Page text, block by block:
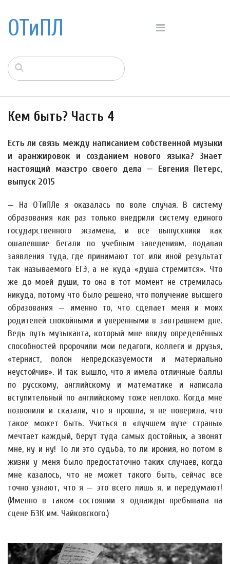
ОТиПЛ
Кем быть? Часть 4
Есть ли связь между написанием собственной музыки
и аранжировок и созданием нового языка? Знает
настоящий маэстро своего дела — Евгения Петерс,
выпуск 2015
— На ОТиПЛе я оказалась по воле случая. В систему
образования как раз только внедрили систему единого
государственного экзамена, и все выпускники как
ошалевшие бегали по учебным заведениям, подавая
заявления туда, где принимают тот или иной результат
так называемого ЕГЭ, а не куда «душа стремится». Что
же до моей души, то она в тот момент не стремилась
никуда, потому что было решено, что получение высшего
образования — именно то, что сделает меня и моих
родителей спокойными и уверенными в завтрашнем дне.
Ведь путь музыканта, который мне ввиду определённых
способностей пророчили мои педагоги, коллеги и друзья,
«тернист, полон непредсказуемости и материально
неустойчив». И так вышло, что я имела отличные баллы
по русскому, английскому и математике и написала
вступительный по английскому тоже неплохо. Когда мне
позвонили и сказали, что я прошла, я не поверила, что
такое может быть. Учиться в «лучшем вузе страны»
мечтает каждый, берут туда самых достойных, а звонят
мне, ну и ну! То ли это судьба, то ли ирония, но потом в
жизни у меня было предостаточно таких случаев, когда
мне казалось, что не может такого быть, сейчас все
точно узнают, что я — это всего лишь я, и передумают!
(Именно в таком состоянии я однажды пребывала на
сцене БЗК им. Чайковского.)